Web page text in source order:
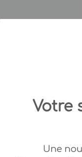
Votre
Une